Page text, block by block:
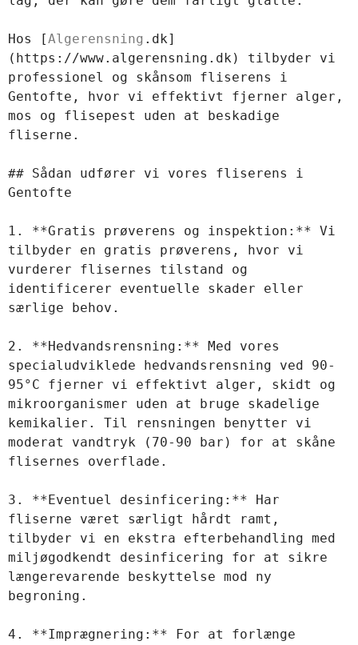
Hos [Algerensning .dk]
(https://www.algerensning.dk) tilbyder vi
professionel og skånsom fliserens i
Gentofte, hvor vi effektivt fjerner alger,
mos og flisepest uden at beskadige
fliserne.
## Sådan udfører vi vores fliserens i
Gentofte
1. **Gratis prøverens og inspektion:** Vi
tilbyder en gratis prøverens, hvor vi
vurderer flisernes tilstand og
identificerer eventuelle skader eller
særlige behov.
2. **Hedvandsrensning:** Med vores
specialudviklede hedvandsrensning ved 90-
95°C fjerner vi effektivt alger, skidt og
mikroorganismer uden at bruge skadelige
kemikalier. Til rensningen benytter vi
moderat vandtryk (70-90 bar) for at skåne
flisernes overflade.
3. **Eventuel desinficering:** Har
fliserne været særligt hårdt ramt,
tilbyder vi en ekstra efterbehandling med
miljøgodkendt desinficering for at sikre
længerevarende beskyttelse mod ny
begroning.
4. **Imprægnering:** For at forlænge